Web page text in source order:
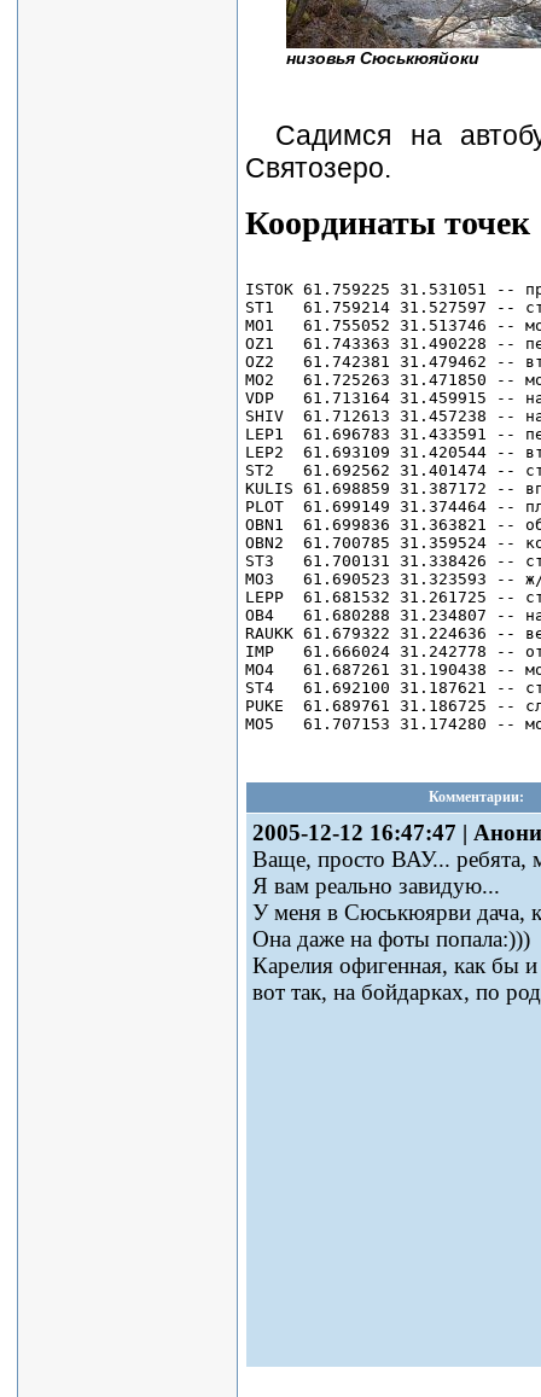
низовья Сюськюяйоки
Садимся на
Святозеро.
Координаты точек
ISTOK 61.759225 31.531051 --
ST1   61.759214 31.527597 --
MO1   61.755052 31.513746 --
OZ1   61.743363 31.490228 --
OZ2   61.742381 31.479462 --
MO2   61.725263 31.471850 --
VDP   61.713164 31.459915 --
SHIV  61.712613 31.457238 --
LEP1  61.696783 31.433591 --
LEP2  61.693109 31.420544 --
ST2   61.692562 31.401474 --
KULIS 61.698859 31.387172 --
PLOT  61.699149 31.374464 --
OBN1  61.699836 31.363821 --
OBN2  61.700785 31.359524 --
ST3   61.700131 31.338426 --
MO3   61.690523 31.323593 --
LEPP  61.681532 31.261725 --
OB4   61.680288 31.234807 --
RAUKK 61.679322 31.224636 --
IMP   61.666024 31.242778 --
MO4   61.687261 31.190438 --
ST4   61.692100 31.187621 --
PUKE  61.689761 31.186725 --
Комментарии:
2005-12-12 16:47:47 |
Ваще, просто ВАУ... ребята,
Я вам реально завидую...
У меня в Сюськюярви дача,
Она даже на фоты попала:)))
Карелия офигенная, как бы и
вот так, на бойдарках, по